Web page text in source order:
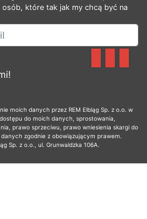
osób, które tak jak my chcą być na
moich danych przez REM Elbląg Sp. z o.o. w
do moich danych, sprostowania,
prawo sprzeciwu, prawo wniesienia skargi do
zgodnie z obowiązującym prawem.
Sp. z o.o., ul. Grunwaldzka 106A.